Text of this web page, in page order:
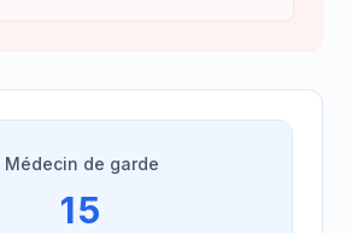
Médecin de garde
15